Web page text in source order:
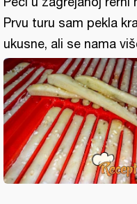
Prvu turu sam pekla
ukusne, ali se nama